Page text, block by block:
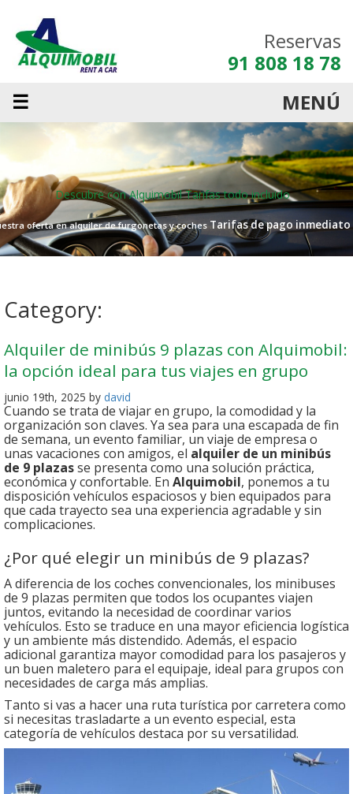
Reservas
91 808 18 78
☰
MENÚ
Descubre con AlquimobilTarifas todo incluido
oferta en alquiler de furgonetas y coches Tarifas de pago inmediato
Category:
Alquiler de minibús 9 plazas con Alquimobil:
la opción ideal para tus viajes en grupo
junio 19th, 2025 by david
Cuando se trata de viajar en grupo, la comodidad y la
organización son claves. Ya sea para una escapada de fin
de semana, un evento familiar, un viaje de empresa o
unas vacaciones con amigos, el alquiler de un minibús
de 9 plazasse presenta como una solución práctica,
económica y confortable. En Alquimobil, ponemos a tu
disposición vehículos espaciosos y bien equipados para
que cada trayecto sea una experiencia agradable y sin
complicaciones.
¿Por qué elegir un minibús de 9 plazas?
A diferencia de los coches convencionales, los minibuses
de 9 plazas permiten que todos los ocupantes viajen
juntos, evitando la necesidad de coordinar varios
vehículos. Esto se traduce en una mayor eficiencia logística
y un ambiente más distendido. Además, el espacio
adicional garantiza mayor comodidad para los pasajeros y
un buen maletero para el equipaje, ideal para grupos con
necesidades de carga más amplias.
Tanto si vas a hacer una ruta turística por carretera como
si necesitas trasladarte a un evento especial, esta
categoría de vehículos destaca por su versatilidad.